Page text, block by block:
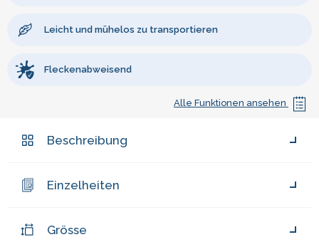
Leicht und mühelos zu transportieren
Fleckenabweisend
Alle Funktionen ansehen
Beschreibung
Einzelheiten
Grösse